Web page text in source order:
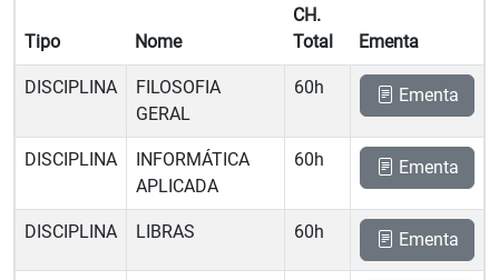
Tipo Nome
CH.
Total
Ementa
DISCIPLINA
FILOSOFIA
GERAL
60h Ementa
DISCIPLINA
INFORMÁTICA
APLICADA
60h Ementa
DISCIPLINA LIBRAS 60h Ementa